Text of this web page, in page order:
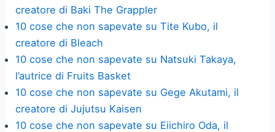
creatore di Baki The Grappler
10 cose che non sapevate su Tite Kubo, il
creatore di Bleach
10 cose che non sapevate su Natsuki Takaya,
l’autrice di Fruits Basket
10 cose che non sapevate su Gege Akutami, il
creatore di Jujutsu Kaisen
10 cose che non sapevate su Eiichiro Oda, il